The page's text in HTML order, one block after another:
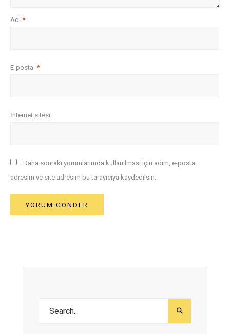
Ad *
E-posta *
İnternet sitesi
Daha sonraki yorumlarımda kullanılması için adım, e-posta
adresim ve site adresim bu tarayıcıya kaydedilsin.